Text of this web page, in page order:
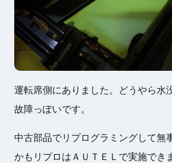
運転席側にありました。どうやら水
故障っぽいです。
中古部品でリプログラミングして無
かもリプロはＡＵＴＥＬで実施でき